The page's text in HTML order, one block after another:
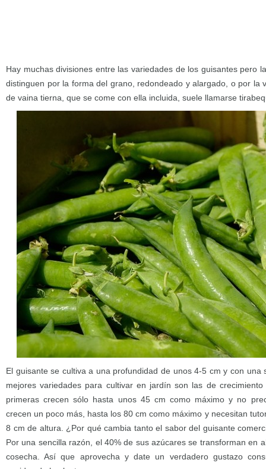
Hay muchas divisiones entre las variedades de los guisantes pero
distinguen por la forma del grano, redondeado y alargado, o por la
de vaina tierna, que se come con ella incluida, suele llamarse
El guisante se cultiva a una profundidad de unos 4-5 cm y con una
mejores variedades para cultivar en jardín son las de
primeras crecen sólo hasta unos 45 cm como máximo y no
crecen un poco más, hasta los 80 cm como máximo y necesitan
8 cm de altura. ¿Por qué cambia tanto el sabor del guisante
Por una sencilla razón, el 40% de sus azúcares se transforman en
cosecha. Así que aprovecha y date un verdadero gustazo